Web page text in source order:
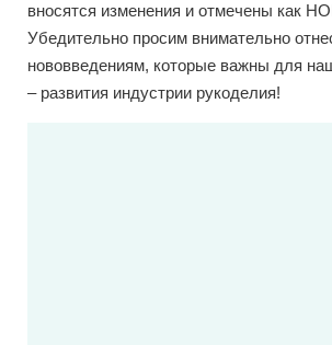
вносятся изменения и отмечены как
Убедительно просим внимательно
нововведениям, которые важны для
– развития индустрии рукоделия!